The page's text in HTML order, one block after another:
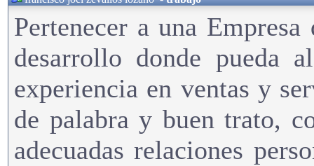
Pertenecer a una
desarrollo donde pueda
experiencia en ventas y
de palabra y buen trato,
adecuadas relaciones